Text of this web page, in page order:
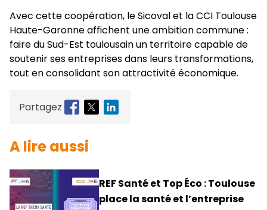
Avec cette coopération, le Sicoval et la CCI Toulouse
Haute-Garonne affichent une ambition commune :
faire du Sud-Est toulousain un territoire capable de
soutenir ses entreprises dans leurs transformations,
tout en consolidant son attractivité économique.
Partagez
A lire aussi
REF Santé et Top Éco : Toulouse
place la santé et l’entreprise